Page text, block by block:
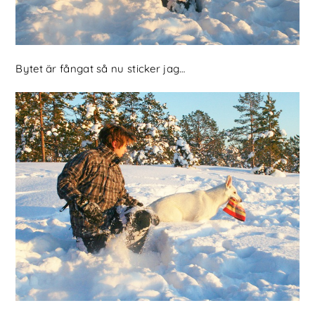
Bytet är fångat så nu sticker jag…